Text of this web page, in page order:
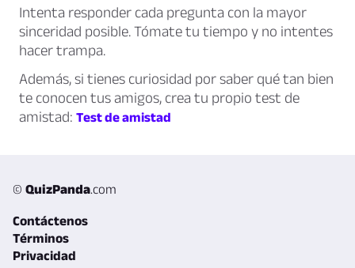
Intenta responder cada pregunta con la mayor
sinceridad posible. Tómate tu tiempo y no intentes
hacer trampa.
Además, si tienes curiosidad por saber qué tan bien
te conocen tus amigos, crea tu propio test de
amistad: Test de amistad
© QuizPanda.com
Contáctenos
Términos
Privacidad